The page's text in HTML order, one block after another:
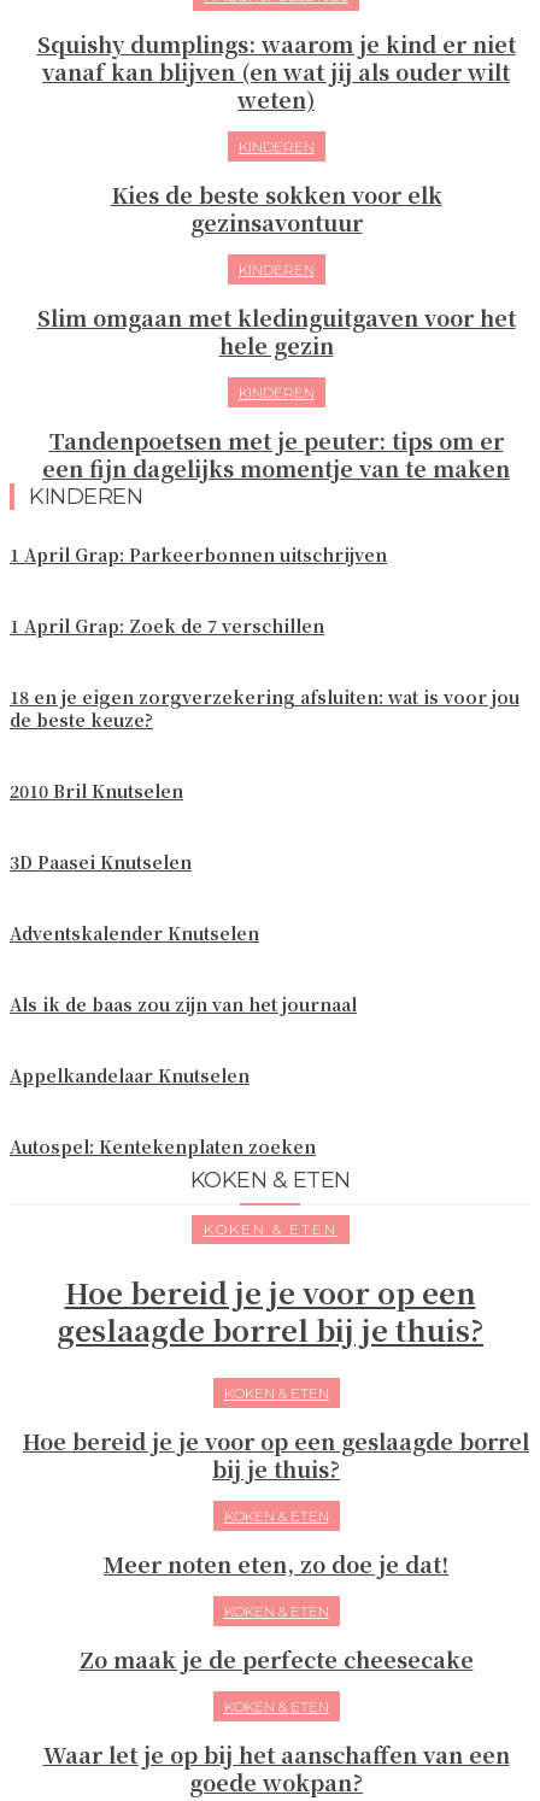
Squishy dumplings: waarom je kind er niet
vanaf kan blijven (en wat jij als ouder wilt
weten)
KINDEREN
Kies de beste sokken voor elk
gezinsavontuur
KINDEREN
Slim omgaan met kledinguitgaven voor het
hele gezin
KINDEREN
Tandenpoetsen met je peuter: tips om er
een fijn dagelijks momentje van te maken
KINDEREN
1 April Grap: Parkeerbonnen uitschrijven
1 April Grap: Zoek de 7 verschillen
18 en je eigen zorgverzekering afsluiten: wat is voor jou
de beste keuze?
2010 Bril Knutselen
3D Paasei Knutselen
Adventskalender Knutselen
Als ik de baas zou zijn van het journaal
Appelkandelaar Knutselen
Autospel: Kentekenplaten zoeken
KOKEN & ETEN
KOKEN & ETEN
Hoe bereid je je voor op een
geslaagde borrel bij je thuis?
KOKEN & ETEN
Hoe bereid je je voor op een geslaagde borrel
bij je thuis?
KOKEN & ETEN
Meer noten eten, zo doe je dat!
KOKEN & ETEN
Zo maak je de perfecte cheesecake
KOKEN & ETEN
Waar let je op bij het aanschaffen van een
goede wokpan?